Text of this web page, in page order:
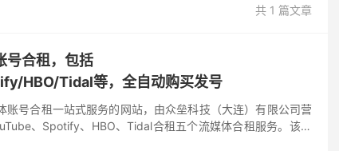
共 1 篇文章
号合租，包括
HBO/Tidal等，全自动购买发号
账号合租一站式服务的网站，由众垒科技（大连）有限公司营
、Spotify、HBO、Tidal合租五个流媒体合租服务。该商